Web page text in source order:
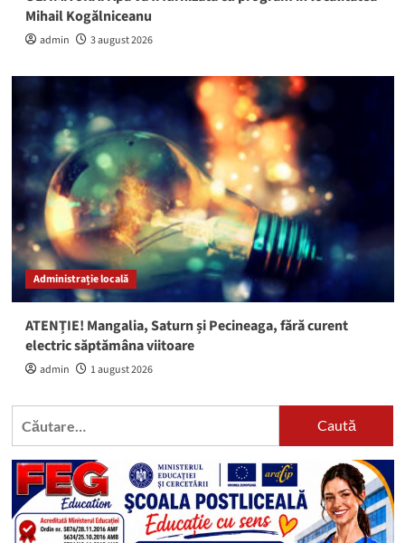
Mihail Kogălniceanu
admin 3 august 2026
Administrație locală
ATENȚIE! Mangalia, Saturn și Pecineaga, fără curent
electric săptămâna viitoare
admin 1 august 2026
Caută